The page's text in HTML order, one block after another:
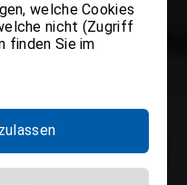
welche Cookies
nicht (Zugriff
finden Sie im